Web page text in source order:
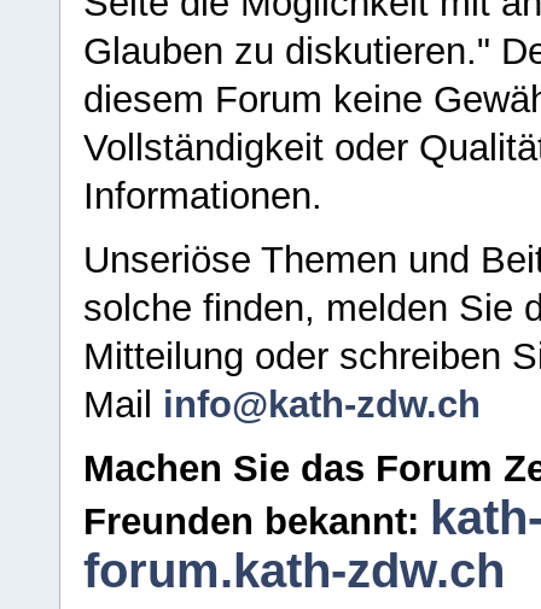
Glauben zu diskutieren."
diesem Forum keine
Vollständigkeit oder
Informationen.
Unseriöse Themen und
solche finden, melden Sie
Mitteilung oder schreiben
Mail info@kath-zdw.ch
Machen Sie das Forum
Freunden bekannt:
forum.kath-zdw.ch